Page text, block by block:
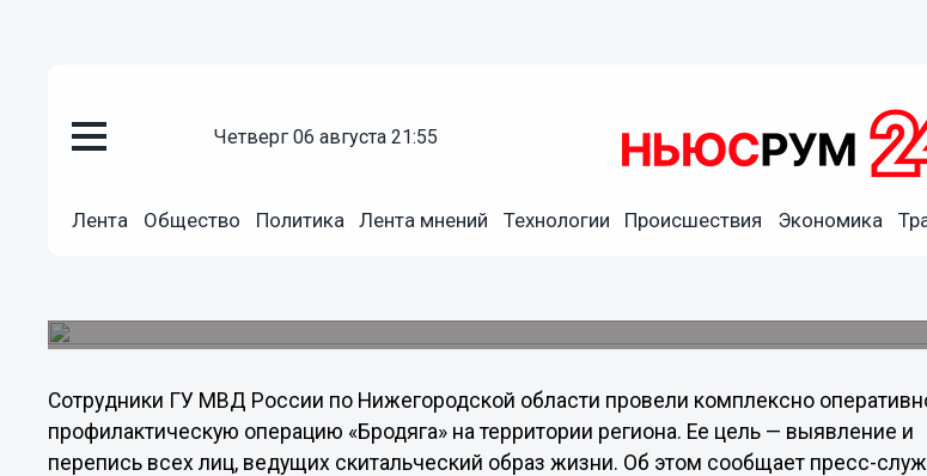
четверг 06 августа 21:55
Лента Общество Политика Лента мнений Технологии Происшествия Экономика
В Нижегородской области выявлено 257 лиц без
Сотрудники ГУ МВД России по Нижегородской области провели комплексно
профилактическую операцию «Бродяга» на территории региона. Ее цель — выявление и
перепись всех лиц, ведущих скитальческий образ жизни. Об этом сообщает пресс-